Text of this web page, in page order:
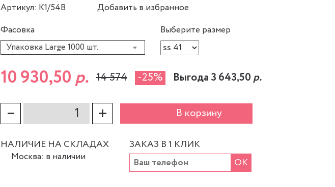
Артикул: K1/54B
Добавить в избранное
Фасовка
Упаковка Large 1000 шт.
Выберите размер
10 930,50р. 14 574 -25% Выгода 3 643,50р.
– + В корзину
НАЛИЧИЕ НА СКЛАДАХ
Москва: в наличии
ЗАКАЗ В 1 КЛИК
ОК